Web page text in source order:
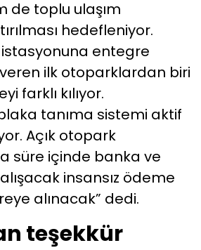
de toplu ulaşım
hedefleniyor.
istasyonuna entegre
ilk otoparklardan biri
farklı kılıyor.
tanıma sistemi aktif
Açık otopark
süre içinde banka ve
insansız ödeme
alınacak” dedi.
teşekkür